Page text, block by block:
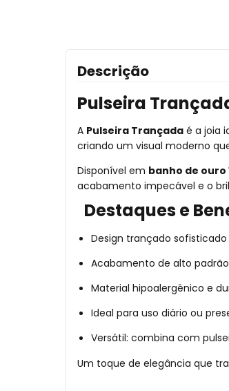
Descrição
Pulseira
A Pulseira Trançada é a joia
criando um visual moderno
Disponível em banho de ouro
acabamento impecável e o
Destaques e
Design trançado
Acabamento de alto
Material hipoalergênico e
Ideal para uso diário ou
Versátil: combina com
Um toque de elegância que